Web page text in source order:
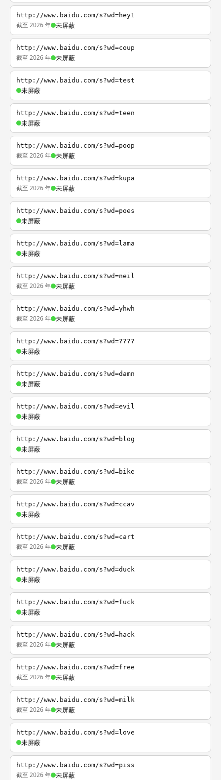
http://www.baidu.com/s?wd=hey1
截至 2026 年 未屏蔽
http://www.baidu.com/s?wd=coup
截至 2026 年 未屏蔽
http://www.baidu.com/s?wd=test
未屏蔽
http://www.baidu.com/s?wd=teen
未屏蔽
http://www.baidu.com/s?wd=poop
截至 2026 年 未屏蔽
http://www.baidu.com/s?wd=kupa
截至 2026 年 未屏蔽
http://www.baidu.com/s?wd=poes
未屏蔽
http://www.baidu.com/s?wd=lama
未屏蔽
http://www.baidu.com/s?wd=neil
截至 2026 年 未屏蔽
http://www.baidu.com/s?wd=yhwh
截至 2026 年 未屏蔽
http://www.baidu.com/s?wd=????
未屏蔽
http://www.baidu.com/s?wd=damn
未屏蔽
http://www.baidu.com/s?wd=evil
未屏蔽
http://www.baidu.com/s?wd=blog
未屏蔽
http://www.baidu.com/s?wd=bike
截至 2026 年 未屏蔽
http://www.baidu.com/s?wd=ccav
未屏蔽
http://www.baidu.com/s?wd=cart
截至 2026 年 未屏蔽
http://www.baidu.com/s?wd=duck
未屏蔽
http://www.baidu.com/s?wd=fuck
未屏蔽
http://www.baidu.com/s?wd=hack
截至 2026 年 未屏蔽
http://www.baidu.com/s?wd=free
截至 2026 年 未屏蔽
http://www.baidu.com/s?wd=milk
截至 2026 年 未屏蔽
http://www.baidu.com/s?wd=love
未屏蔽
http://www.baidu.com/s?wd=piss
截至 2026 年 未屏蔽